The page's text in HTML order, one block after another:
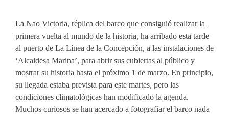
La Nao Victoria, réplica del barco que consiguió realizar la
primera vuelta al mundo de la historia, ha arribado esta tarde
al puerto de La Línea de la Concepción, a las instalaciones de
‘Alcaidesa Marina’, para abrir sus cubiertas al público y
mostrar su historia hasta el próximo 1 de marzo. En principio,
su llegada estaba prevista para este martes, pero las
condiciones climatológicas han modificado la agenda.
Muchos curiosos se han acercado a fotografiar el barco nada